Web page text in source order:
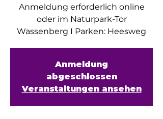
Anmeldung erforderlich online
oder im Naturpark-Tor
Wassenberg I Parken: Heesweg
Anmeldung
abgeschlossen
Veranstaltungen ansehen